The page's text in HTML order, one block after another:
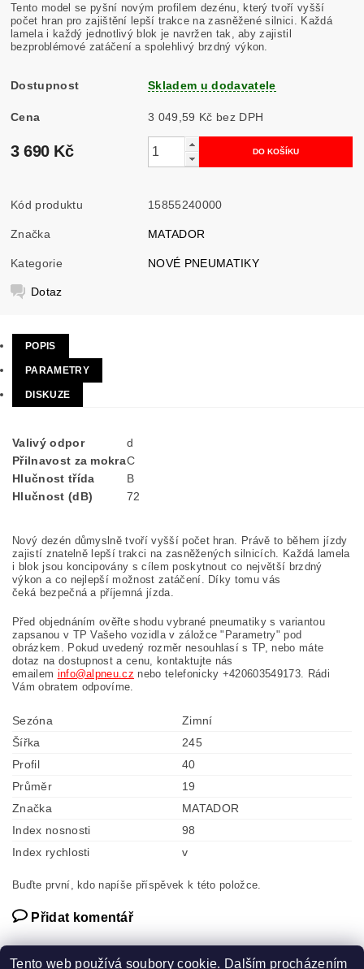
Tento model se pyšní novým profilem dezénu, který tvoří vyšší
počet hran pro zajištění lepší trakce na zasněžené silnici. Každá
lamela i každý jednotlivý blok je navržen tak, aby zajistil
bezproblémové zatáčení a spolehlivý brzdný výkon.
Dostupnost Skladem u dodavatele
Cena 3 049,59 Kč bez DPH
3 690 Kč
Kód produktu 15855240000
Značka MATADOR
Kategorie NOVÉ PNEUMATIKY
Dotaz
POPIS
PARAMETRY
DISKUZE
Valivý odpor
d
Přilnavost za mokraC
Hlučnost třída
B
Hlučnost (dB)
72
Nový dezén důmyslně tvoří vyšší počet hran. Právě to během jízdy
zajistí znatelně lepší trakci na zasněžených silnicích. Každá lamela
i blok jsou koncipovány s cílem poskytnout co největší brzdný
výkon a co nejlepší možnost zatáčení. Díky tomu vás
čeká bezpečná a příjemná jízda.
Před objednáním ověřte shodu vybrané pneumatiky s variantou
zapsanou v TP Vašeho vozidla v záložce "Parametry" pod
obrázkem. Pokud uvedený rozměr nesouhlasí s TP, nebo máte
dotaz na dostupnost a cenu, kontaktujte nás
emailem info@alpneu.cz nebo telefonicky +420603549173. Rádi
Vám obratem odpovíme.
Sezóna
Zimní
Šířka
245
Profil
40
Průměr
19
Značka
MATADOR
Index nosnosti
98
Index rychlosti
v
Buďte první, kdo napíše příspěvek k této položce.
Přidat komentář
Tento web používá soubory cookie. Dalším procházením